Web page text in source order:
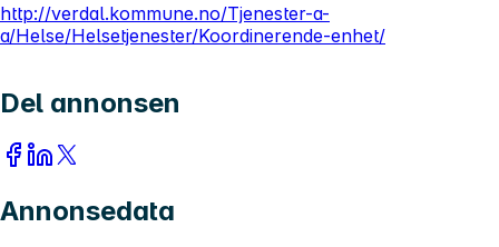
http://verdal.kommune.no/Tjenester-a-
a/Helse/Helsetjenester/Koordinerende-enhet/
Del annonsen
Annonsedata